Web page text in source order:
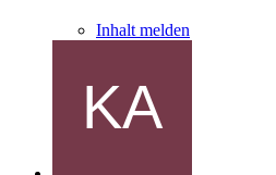
Inhalt melden